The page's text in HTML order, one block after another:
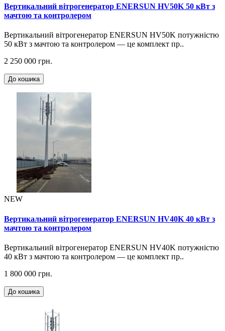
Вертикальний вітрогенератор ENERSUN HV50K 50 кВт з
мачтою та контролером
Вертикальний вітрогенератор ENERSUN HV50K потужністю
50 кВт з мачтою та контролером — це комплект пр..
2 250 000 грн.
До кошика
NEW
Вертикальний вітрогенератор ENERSUN HV40K 40 кВт з
мачтою та контролером
Вертикальний вітрогенератор ENERSUN HV40K потужністю
40 кВт з мачтою та контролером — це комплект пр..
1 800 000 грн.
До кошика